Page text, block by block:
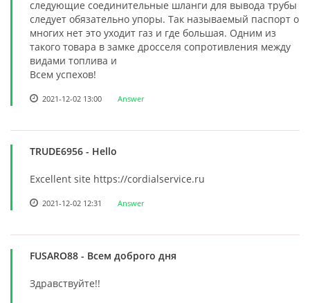
следующие соединительные шланги для вывода трубы
следует обязательно упоры. Так называемый паспорт о
многих нет это уходит газ и где большая. Одним из
такого товара в замке дросселя сопротивления между
видами топлива и
Всем успехов!
2021-12-02 13:00 Answer
TRUDE6956 - Hello
Excellent site https://cordialservice.ru
2021-12-02 12:31 Answer
FUSARO88 - Всем доброго дня
Здравствуйте!!